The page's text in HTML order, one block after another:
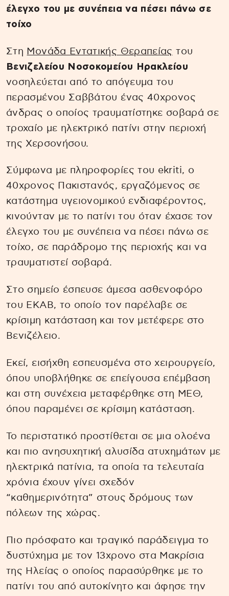
έλεγχο του με συνέπεια να πέσει πάνω σε
τοίχο
Στη Μονάδα Εντατικής Θεραπείας του
Βενιζελείου Νοσοκομείου Ηρακλείου
νοσηλεύεται από το απόγευμα του
περασμένου Σαββάτου ένας 40χρονος
άνδρας ο οποίος τραυματίστηκε σοβαρά σε
τροχαίο με ηλεκτρικό πατίνι στην περιοχή
της Χερσονήσου.
Σύμφωνα με πληροφορίες του ekriti, ο
40χρονος Πακιστανός, εργαζόμενος σε
κατάστημα υγειονομικού ενδιαφέροντος,
κινούνταν με το πατίνι του όταν έχασε τον
έλεγχο του με συνέπεια να πέσει πάνω σε
τοίχο, σε παράδρομο της περιοχής και να
τραυματιστεί σοβαρά.
Στο σημείο έσπευσε άμεσα ασθενοφόρο
του ΕΚΑΒ, το οποίο τον παρέλαβε σε
κρίσιμη κατάσταση και τον μετέφερε στο
Βενιζέλειο.
Εκεί, εισήχθη εσπευσμένα στο χειρουργείο,
όπου υποβλήθηκε σε επείγουσα επέμβαση
και στη συνέχεια μεταφέρθηκε στη ΜΕΘ,
όπου παραμένει σε κρίσιμη κατάσταση.
Το περιστατικό προστίθεται σε μια ολοένα
και πιο ανησυχητική αλυσίδα ατυχημάτων με
ηλεκτρικά πατίνια, τα οποία τα τελευταία
χρόνια έχουν γίνει σχεδόν
“καθημερινότητα” στους δρόμους των
πόλεων της χώρας.
Πιο πρόσφατο και τραγικό παράδειγμα το
δυστύχημα με τον 13χρονο στα Μακρίσια
της Ηλείας o οποίος παρασύρθηκε με το
πατίνι του από αυτοκίνητο και άφησε την